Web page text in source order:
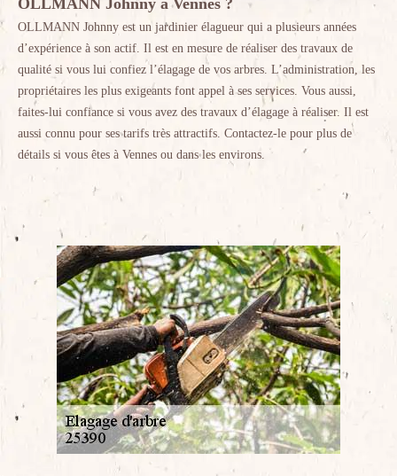
OLLMANN Johnny à Vennes ?
OLLMANN Johnny est un jardinier élagueur qui a plusieurs années
d’expérience à son actif. Il est en mesure de réaliser des travaux de
qualité si vous lui confiez l’élagage de vos arbres. L’administration, les
propriétaires les plus exigeants font appel à ses services. Vous aussi,
faites-lui confiance si vous avez des travaux d’élagage à réaliser. Il est
aussi connu pour ses tarifs très attractifs. Contactez-le pour plus de
détails si vous êtes à Vennes ou dans les environs.